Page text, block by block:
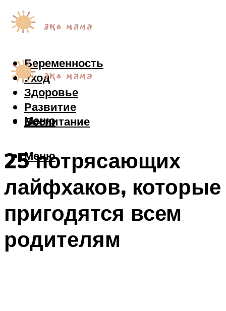
Беременность
Уход
Здоровье
Развитие
Воспитание
Меню
Меню
25 потрясающих
лайфхаков, которые
пригодятся всем
родителям